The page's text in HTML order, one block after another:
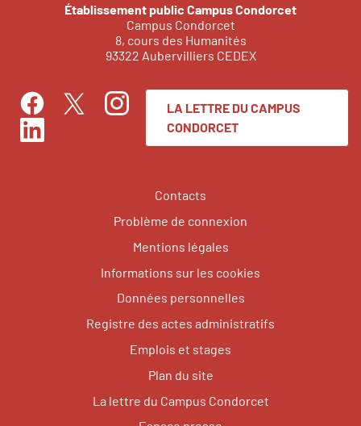
Établissement public Campus Condorcet
Campus Condorcet
8, cours des Humanités
93322 Aubervilliers CEDEX
FacebookTwitterInstagram
LinkedIn
LA LETTRE DU CAMPUS
CONDORCET
Contacts
Problème de connexion
Mentions légales
Informations sur les cookies
Données personnelles
Registre des actes administratifs
Emplois et stages
Plan du site
La lettre du Campus Condorcet